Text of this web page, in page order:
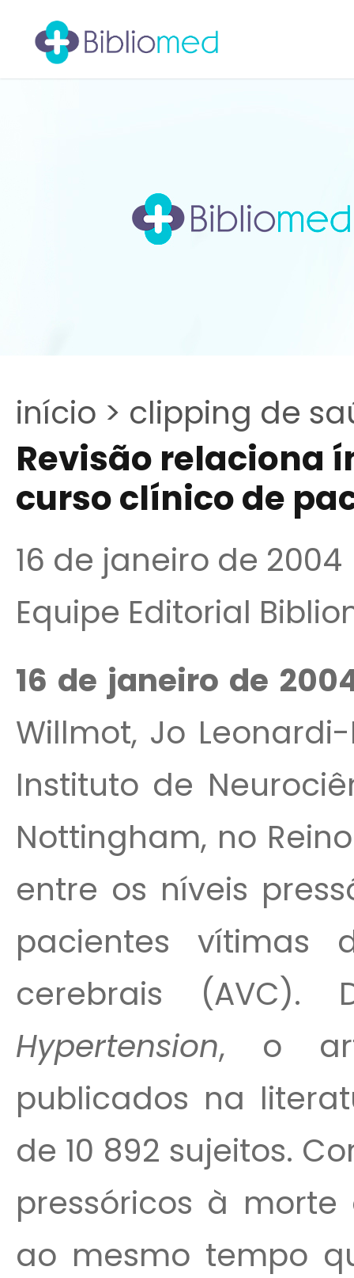
início > clipping de
Revisão relaciona
curso clínico de
16 de janeiro de 2004
Equipe Editorial
16 de janeiro de
Willmot, Jo
Instituto de
Nottingham, no
entre os níveis
pacientes vítimas
cerebrais (AVC).
Hypertension, o
publicados na
de 10 892 sujeitos.
pressóricos à
ao mesmo tempo